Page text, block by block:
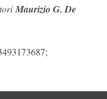
Maurizio G. De